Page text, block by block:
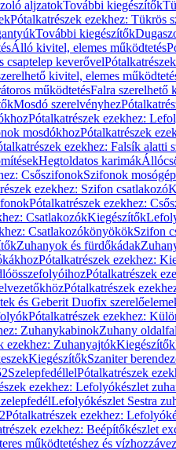
aljzatokTovábbi kiegészítők
Pótalkatrészek ezekhez: Tükrös
További kiegészítők
Álló kivitel, elemes működtetés
keverővel
kivitel, elemes
működtetésFalra szerelhető
Mosdó szerelvényhez
Pótalkatrészek ezekhez:
mosdókhozPótalkatrészek
ezekhez: Falsík alatti
Hegtoldatos karimák
CsőszifonokSzifonok
ezekhez: Szifon csatlakozó
Pótalkatrészek ezekhez:
CsatlakozókKiegészítők
CsatlakozókönyökökSzifon
Zuhanyok és fürdőkádak
Pótalkatrészek ezekhez:
Pótalkatrészek
Pótalkatrészek
és Geberit Duofix
Pótalkatrészek ezekhez:
ZuhanykabinokZuhany
ezekhez: ZuhanyajtókKiegészítők
KiegészítőkSzaniter
SzelepfedéllelPótalkatrészek
ezekhez: Lefolyókészlet
Lefolyókészlet Sestra
Pótalkatrészek ezekhez:
ezekhez: Beépítőkészlet
működtetéshez és